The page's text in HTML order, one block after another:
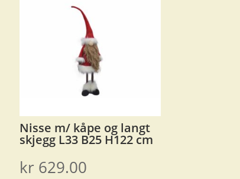
Nisse m/ kåpe og langt
skjegg L33 B25 H122 cm
kr 629.00